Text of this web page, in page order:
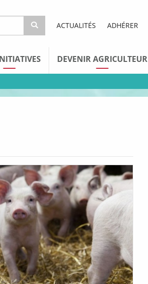
ACTUALITÉS ADHÉRER
DEVENIR AGRICULTEUR